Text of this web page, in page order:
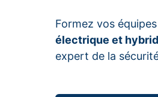
Formez vos équipes
électrique et
expert de la